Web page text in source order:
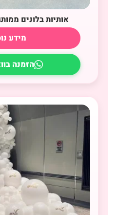
אותיות בלונים
מידע
הזמנה